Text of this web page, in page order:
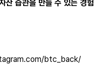
산 습관을 만들 수 있는 경험
btc_back/